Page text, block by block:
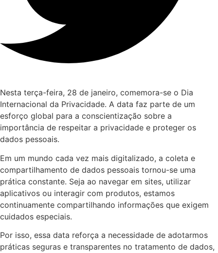
Nesta terça-feira, 28 de janeiro, comemora-se o Dia
Internacional da Privacidade. A data faz parte de um
esforço global para a conscientização sobre a
importância de respeitar a privacidade e proteger os
dados pessoais.
Em um mundo cada vez mais digitalizado, a coleta e
compartilhamento de dados pessoais tornou-se uma
prática constante. Seja ao navegar em sites, utilizar
aplicativos ou interagir com produtos, estamos
continuamente compartilhando informações que exigem
cuidados especiais.
Por isso, essa data reforça a necessidade de adotarmos
práticas seguras e transparentes no tratamento de dados,